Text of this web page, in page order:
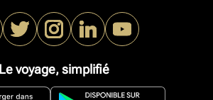
Le voyage, simplifié